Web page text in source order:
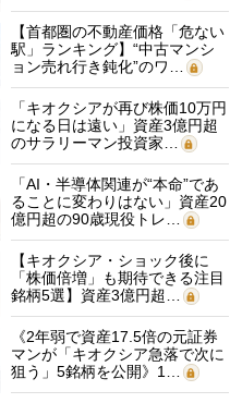
【首都圏の不動産価格「危ない
駅」ランキング】“中古マンシ
ョン売れ行き鈍化”のワ…
「キオクシアが再び株価10万円
になる日は遠い」資産3億円超
のサラリーマン投資家…
「AI・半導体関連が“本命”であ
ることに変わりはない」資産20
億円超の90歳現役トレ…
【キオクシア・ショック後に
「株価倍増」も期待できる注目
銘柄5選】資産3億円超…
《2年弱で資産17.5倍の元証券
マンが「キオクシア急落で次に
狙う」5銘柄を公開》1…